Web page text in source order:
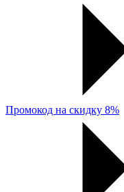
Промокод на скидку 8%